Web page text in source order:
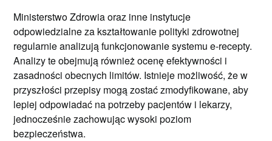
Ministerstwo Zdrowia oraz inne instytucje
odpowiedzialne za kształtowanie polityki zdrowotnej
regularnie analizują funkcjonowanie systemu e-recepty.
Analizy te obejmują również ocenę efektywności i
zasadności obecnych limitów. Istnieje możliwość, że w
przyszłości przepisy mogą zostać zmodyfikowane, aby
lepiej odpowiadać na potrzeby pacjentów i lekarzy,
jednocześnie zachowując wysoki poziom
bezpieczeństwa.